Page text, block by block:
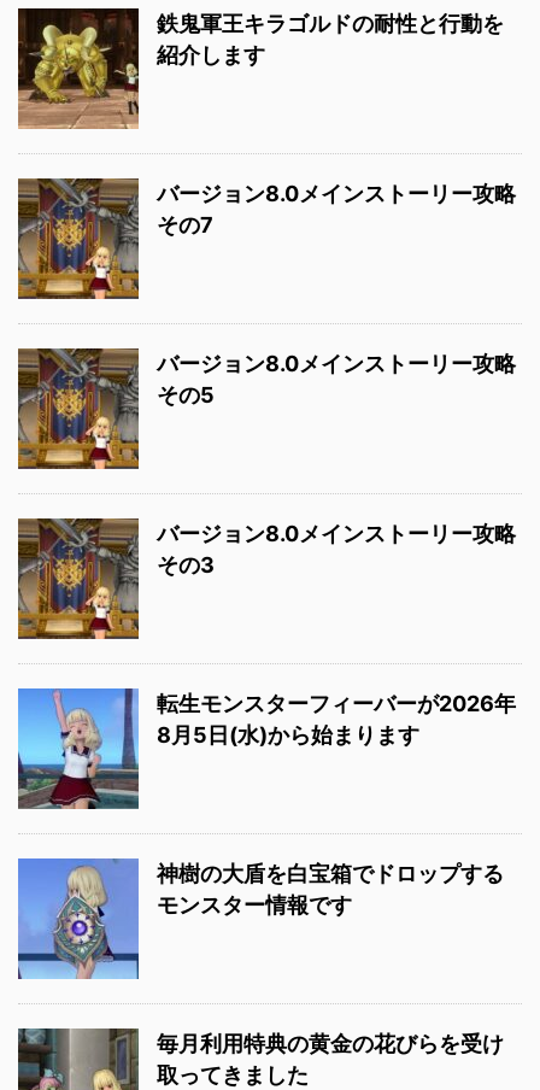
鉄鬼軍王キラゴルドの耐性と行動を
紹介します
バージョン8.0メインストーリー攻略
その7
バージョン8.0メインストーリー攻略
その5
バージョン8.0メインストーリー攻略
その3
転生モンスターフィーバーが2026年
8月5日(水)から始まります
神樹の大盾を白宝箱でドロップする
モンスター情報です
毎月利用特典の黄金の花びらを受け
取ってきました